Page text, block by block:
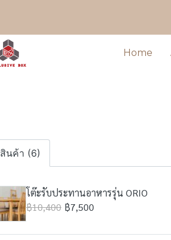
Home
สินค้า (6)
โต๊ะรับประทานอาหารรุ่น ORIO
฿10,400 ฿7,500